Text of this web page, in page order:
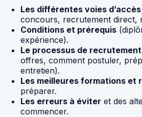
Les différentes voies d’accès
concours, recrutement direct,
Conditions et prérequis
expérience).
Le processus de recrutement
offres, comment postuler,
entretien).
Les meilleures formations et
préparer.
Les erreurs à éviter et des
commencer.